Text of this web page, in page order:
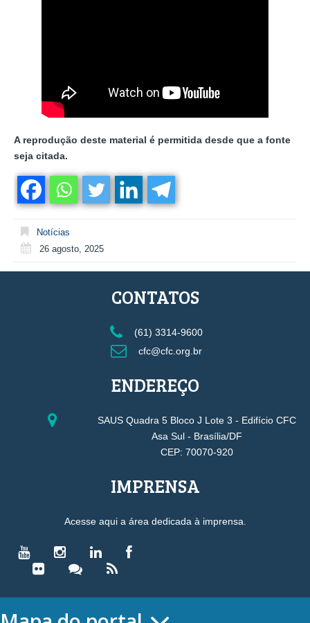
A reprodução deste material é permitida desde que a fonte
seja citada.
Notícias
26 agosto, 2025
CONTATOS
(61) 3314-9600
cfc@cfc.org.br
ENDEREÇO
SAUS Quadra 5 Bloco J Lote 3 - Edifício CFC
Asa Sul - Brasília/DF
CEP: 70070-920
IMPRENSA
Acesse aqui a área dedicada à imprensa.